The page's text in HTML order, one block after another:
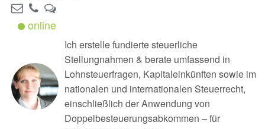
online
Ich erstelle fundierte steuerliche
Stellungnahmen & berate umfassend in
Lohnsteuerfragen, Kapitaleinkünften sowie im
nationalen und internationalen Steuerrecht,
einschließlich der Anwendung von
Doppelbesteuerungsabkommen – für